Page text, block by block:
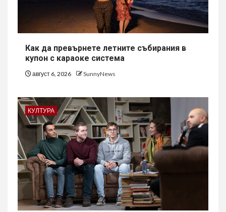
Как да превърнете летните събирания в
купон с караоке система
август 6, 2026 SunnyNews
КУЛТУРА